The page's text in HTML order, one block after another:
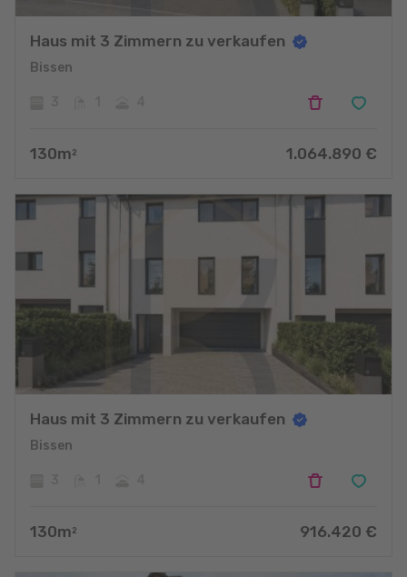
Haus mit 3 Zimmern zu verkaufen
Bissen
130m 2 1.064.890 €
Haus mit 3 Zimmern zu verkaufen
Bissen
130m 2 916.420 €